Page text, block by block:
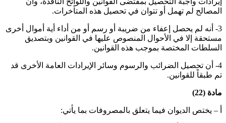
المصالح لم تهمل أو تتوان في تحصيل هذه المتأخرات.
3- أنه لم يحصل إعفاء من ضريبة أو رسم أو من أداء أية أموال أخرى
مستحقة إلا في الأحوال المنصوص عليها في القوانين وبتصديق
السلطات المختصة بموجب هذه القوانين.
4- أن تحصيل الضرائب والرسوم وسائر الإيرادات العامة الأخرى قد
تم طبقاً للقوانين.
مادة (22)
أ‌ – يختص الديوان فيما يتعلق بالمصروفات بما يأتي: